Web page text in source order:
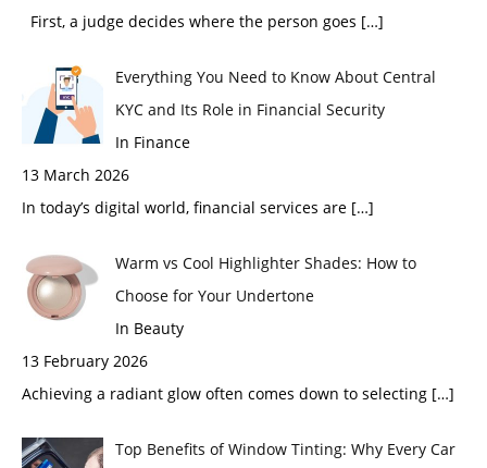
First, a judge decides where the person goes […]
Everything You Need to Know About Central
KYC and Its Role in Financial Security
In Finance
13 March 2026
In today’s digital world, financial services are […]
Warm vs Cool Highlighter Shades: How to
Choose for Your Undertone
In Beauty
13 February 2026
Achieving a radiant glow often comes down to selecting […]
Top Benefits of Window Tinting: Why Every Car